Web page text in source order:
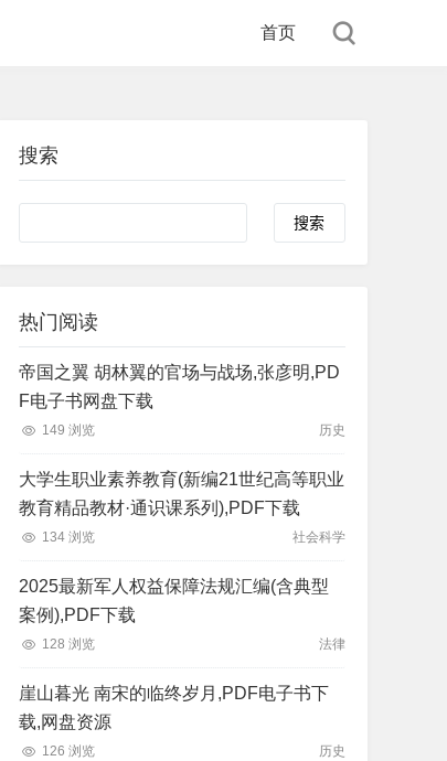
首页
搜索
Search
热门阅读
帝国之翼 胡林翼的官场与战场,张彦明,PD
F电子书网盘下载
149 浏览 历史
大学生职业素养教育(新编21世纪高等职业
教育精品教材·通识课系列),PDF下载
134 浏览 社会科学
2025最新军人权益保障法规汇编(含典型
案例),PDF下载
128 浏览 法律
崖山暮光 南宋的临终岁月,PDF电子书下
载,网盘资源
126 浏览 历史